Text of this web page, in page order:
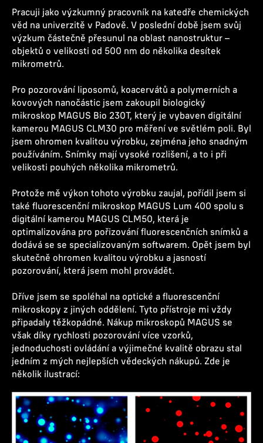
Pracuji jako výzkumný pracovník na katedře chemických
věd na univerzitě v Padově. V poslední době jsem svůj
výzkum částečně přesunul na oblast nanostruktur –
objektů o velikosti od 500 nm do několika desítek
mikrometrů.
Pro pozorování liposomů, koacervátů a polymerních a
kovových nanočástic jsem zakoupil biologický
mikroskop MAGUS Bio 230T, který je vybaven digitální
kamerou MAGUS CLM30 pro měření ve světlém poli. Byl
jsem ohromen kvalitou výrobku, zejména jeho snadným
používáním. Snímky mají vysoké rozlišení, a to i při
velikosti pouhých několika mikrometrů.
Protože mě výkon tohoto výrobku zaujal, pořídil jsem si
také fluorescenční mikroskop MAGUS Lum 400 spolu s
digitální kamerou MAGUS CLM50, která je
optimalizována pro pořizování fluorescenčních snímků a
dodává se se specializovaným softwarem. Opět jsem byl
skutečně ohromen kvalitou výrobku a jasností
pozorování, která jsem mohl provádět.
Dříve jsem se spoléhal na optické a fluorescenční
mikroskopy z jiných oddělení. Tyto přístroje mi vždy
připadaly těžkopádné. Nákup mikroskopů MAGUS se
však díky rychlosti pozorování více vzorků,
jednoduchosti ovládání a výjimečné kvalitě obrazu stal
jedním z mých nejlepších vědeckých nákupů. Zde je
několik ilustrací: